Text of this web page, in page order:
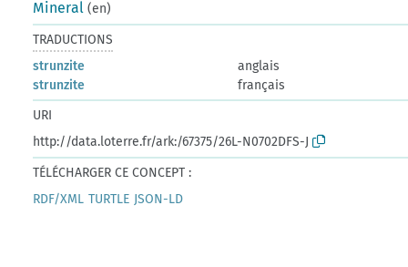
Mineral (en)
TRADUCTIONS
strunzite
anglais
strunzite
français
URI
http://data.loterre.fr/ark:/67375/26L-N0702DFS-J
TÉLÉCHARGER CE CONCEPT :
RDF/XML TURTLE JSON-LD